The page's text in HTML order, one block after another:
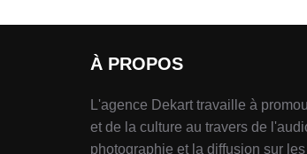
À PROPOS
L'agence Dekart travaille à
et de la culture au travers de
photographie et la diffusion sur